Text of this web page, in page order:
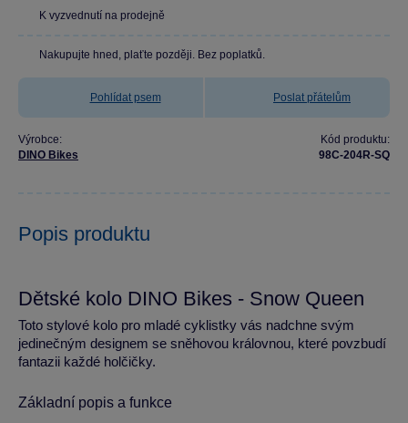
K vyzvednutí na prodejně
Nakupujte hned, plaťte později. Bez poplatků.
Pohlídat psem Poslat přátelům
Výrobce:
DINO Bikes
Kód produktu:
98C-204R-SQ
Popis produktu
Dětské kolo DINO Bikes - Snow Queen
Toto stylové kolo pro mladé cyklistky vás nadchne svým
jedinečným designem se sněhovou královnou, které povzbudí
fantazii každé holčičky.
Základní popis a funkce